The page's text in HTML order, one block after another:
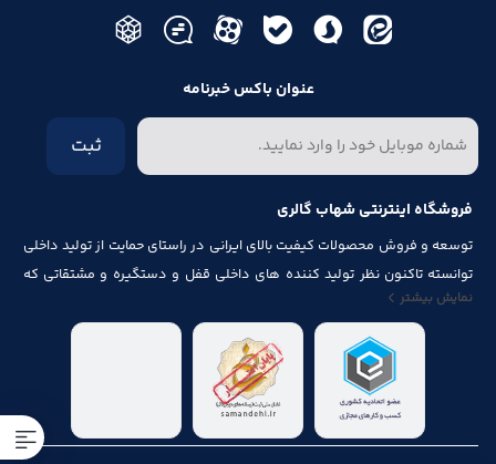
عنوان باکس خبرنامه
ثبت
فروشگاه اینترنتی شهاب گالری
توسعه و فروش محصولات کیفیت بالای ایرانی در راستای حمایت از تولید داخلی
توانسته تاکنون نظر تولید کننده های داخلی قفل و دستگیره و مشتقاتی که
مرتبط با درب و پنجره باشد از قبیل شماره پلاک، جک آرام بند ، فنر های در ، لولا ،
چرخ ، پیچ ، ریل ، پایه کابینت و لوازم آلات مصرف شده در کابینت را به خود جلب
نمایش بیشتر